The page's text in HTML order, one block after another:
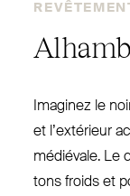
Imaginez le
et l’extérieur
médiévale. Le
tons froids et